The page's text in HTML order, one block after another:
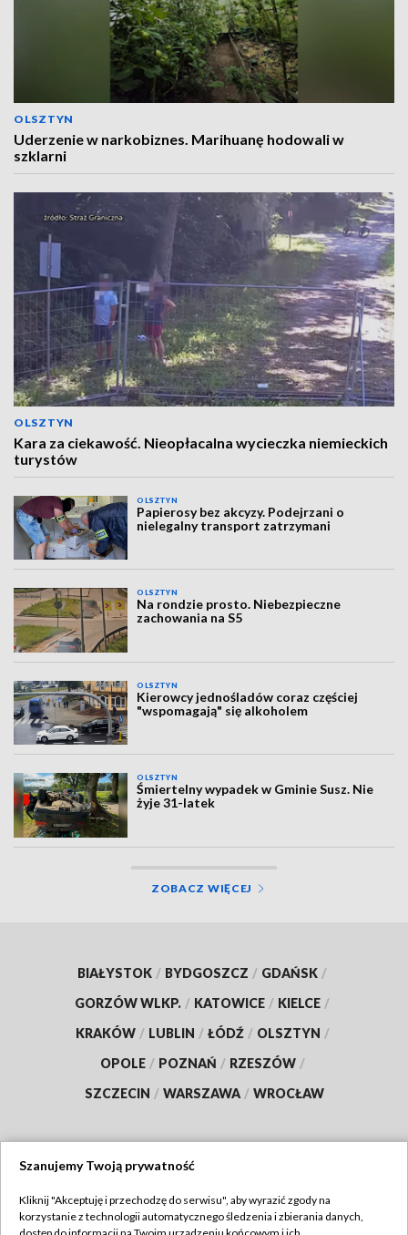
OLSZTYN
Uderzenie w narkobiznes. Marihuanę hodowali w
szklarni
OLSZTYN
Kara za ciekawość. Nieopłacalna wycieczka niemieckich
turystów
OLSZTYN
Papierosy bez akcyzy. Podejrzani o
nielegalny transport zatrzymani
OLSZTYN
Na rondzie prosto. Niebezpieczne
zachowania na S5
OLSZTYN
Kierowcy jednośladów coraz częściej
"wspomagają" się alkoholem
OLSZTYN
Śmiertelny wypadek w Gminie Susz. Nie
żyje 31-latek
ZOBACZ WIĘCEJ
BIAŁYSTOK / BYDGOSZCZ / GDAŃSK /
GORZÓW WLKP. / KATOWICE / KIELCE /
KRAKÓW / LUBLIN / ŁÓDŹ / OLSZTYN /
OPOLE / POZNAŃ / RZESZÓW /
SZCZECIN / WARSZAWA / WROCŁAW
TVP
Szanujemy Twoją prywatność
Kliknij "Akceptuję i przechodzę do serwisu", aby wyrazić zgody na
korzystanie z technologii automatycznego śledzenia i zbierania danych,